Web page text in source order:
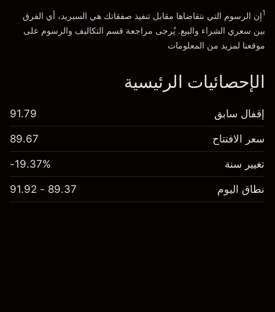
1إن الرسوم التي نتقاضاها مقابل تنفيذ صفقاتك هي السبريد، أي الفرق
بين سعري الشراء والبيع. يُرجى مراجعة قسم التكاليف والرسوم على
موقعنا لمزيد من المعلومات
الإحصائيات الرئيسية
إقفال سابق 91.79
سعر الافتتاح 89.67
تغيير سنة -19.37%
نطاق اليوم 89.37 - 91.92